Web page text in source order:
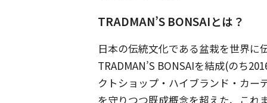
TRADMAN’S BONSAIとは？
日本の伝統文化である盆栽を世界に
TRADMAN’S BONSAIを結成(のち
クトショップ・ハイブランド・カー
を守りつつ既成概念を超えた、これ